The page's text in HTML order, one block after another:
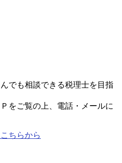
でも相談できる税理士を目指
をご覧の上、電話・メールに
ちらから